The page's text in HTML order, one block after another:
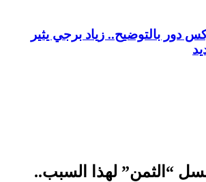
دور بالتوضيح.. زياد برجي يثير
“الثمن” لهذا السبب..